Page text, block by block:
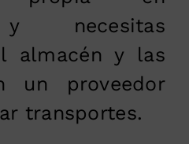
y necesitas
almacén y las
un proveedor
transportes.